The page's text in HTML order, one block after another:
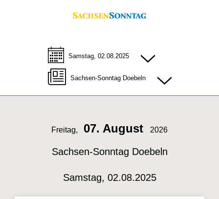
Samstag, 02.08.2025
Sachsen-Sonntag Doebeln
Freitag, 07. August 2026
Sachsen-Sonntag Doebeln
Samstag, 02.08.2025